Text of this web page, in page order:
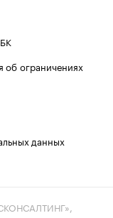
ограничениях
данных